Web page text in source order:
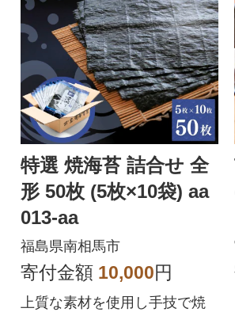
す。食べ応え抜群のホタテを
ドドーンとたっぷり1kgを紋別
市よりお届け。パッケージは
チャック付きで保存に便利で
す!
特選 焼海苔 詰合せ 全
形 50枚 (5枚×10袋) aa
013-aa
福島県南相馬市
寄付金額 10,000円
上質な素材を使用し手技で焼